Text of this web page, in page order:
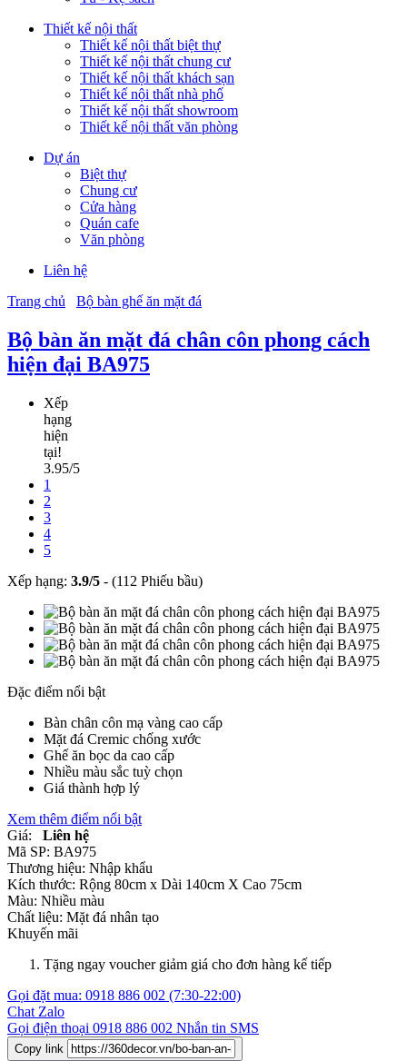
Thiết kế nội thất
Thiết kế nội thất biệt thự
Thiết kế nội thất chung cư
Thiết kế nội thất khách sạn
Thiết kế nội thất nhà phố
Thiết kế nội thất showroom
Thiết kế nội thất văn phòng
Dự án
Biệt thự
Chung cư
Cửa hàng
Quán cafe
Văn phòng
Liên hệ
Trang chủ
Bộ bàn ghế ăn mặt đá
Bộ bàn ăn mặt đá chân côn phong cách
hiện đại BA975
Xếp
hạng
hiện
tại!
3.95/5
1
2
3
4
5
Xếp hạng: 3.9/5 - (112 Phiếu bầu)
Đặc điểm nổi bật
Bàn chân côn mạ vàng cao cấp
Mặt đá Cremic chống xước
Ghế ăn bọc da cao cấp
Nhiều màu sắc tuỳ chọn
Giá thành hợp lý
Xem thêm điểm nổi bật
Giá:
Liên hệ
Mã SP: BA975
Thương hiệu: Nhập khẩu
Kích thước: Rộng 80cm x Dài 140cm X Cao 75cm
Màu: Nhiều màu
Chất liệu: Mặt đá nhân tạo
Khuyến mãi
Tặng ngay voucher giảm giá cho đơn hàng kế tiếp
Gọi đặt mua: 0918 886 002 (7:30-22:00)
Chat Zalo
Gọi điện thoại 0918 886 002 Nhắn tin SMS
Copy link